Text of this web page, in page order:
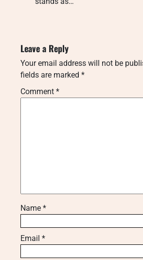
Leave a Reply
Your email address will not be
fields are marked *
Comment *
Name *
Email *